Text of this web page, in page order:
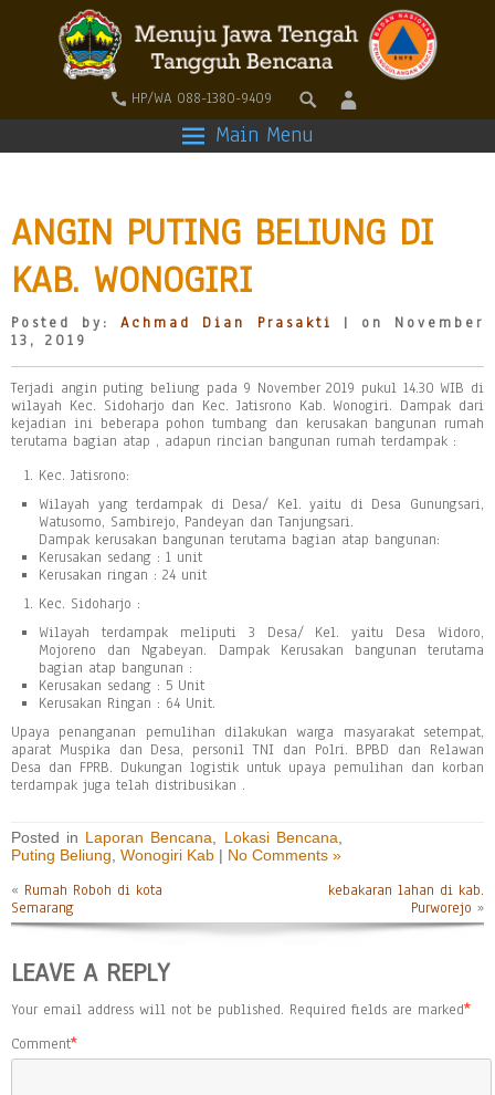
HP/WA 088-1380-9409
Main Menu
ANGIN PUTING BELIUNG DI
KAB. WONOGIRI
Posted by:Achmad Dian Prasakti
| on November
13, 2019
Terjadi angin puting beliung pada 9 November 2019 pukul 14.30 WIB di
wilayah Kec. Sidoharjo dan Kec. Jatisrono Kab. Wonogiri. Dampak dari
kejadian ini beberapa pohon tumbang dan kerusakan bangunan rumah
terutama bagian atap , adapun rincian bangunan rumah terdampak :
Kec. Jatisrono:
Wilayah yang terdampak di Desa/ Kel. yaitu di Desa Gunungsari,
Watusomo, Sambirejo, Pandeyan dan Tanjungsari.
Dampak kerusakan bangunan terutama bagian atap bangunan:
Kerusakan sedang : 1 unit
Kerusakan ringan : 24 unit
Kec. Sidoharjo :
Wilayah terdampak meliputi 3 Desa/ Kel. yaitu Desa Widoro,
Mojoreno dan Ngabeyan. Dampak Kerusakan bangunan terutama
bagian atap bangunan :
Kerusakan sedang : 5 Unit
Kerusakan Ringan : 64 Unit.
Upaya penanganan pemulihan dilakukan warga masyarakat setempat,
aparat Muspika dan Desa, personil TNI dan Polri. BPBD dan Relawan
Desa dan FPRB. Dukungan logistik untuk upaya pemulihan dan korban
terdampak juga telah distribusikan .
Posted in Laporan Bencana Lokasi Bencana
Puting Beliung Wonogiri Kab | No Comments »
« Rumah Roboh di kota
Semarang
kebakaran lahan di kab.
Purworejo »
LEAVE A REPLY
Your email address will not be published. Required fields are marked*
Comment*